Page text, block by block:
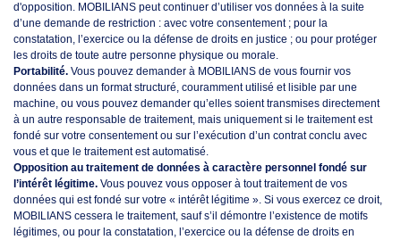
d'opposition. MOBILIANS peut continuer d’utiliser vos données à la suite
d’une demande de restriction : avec votre consentement ; pour la
constatation, l’exercice ou la défense de droits en justice ; ou pour protéger
les droits de toute autre personne physique ou morale.
Portabilité. Vous pouvez demander à MOBILIANS de vous fournir vos
données dans un format structuré, couramment utilisé et lisible par une
machine, ou vous pouvez demander qu’elles soient transmises directement
à un autre responsable de traitement, mais uniquement si le traitement est
fondé sur votre consentement ou sur l’exécution d’un contrat conclu avec
vous et que le traitement est automatisé.
Opposition au traitement de données à caractère personnel fondé sur
l’intérêt légitime. Vous pouvez vous opposer à tout traitement de vos
données qui est fondé sur votre « intérêt légitime ». Si vous exercez ce droit,
MOBILIANS cessera le traitement, sauf s’il démontre l’existence de motifs
légitimes, ou pour la constatation, l’exercice ou la défense de droits en